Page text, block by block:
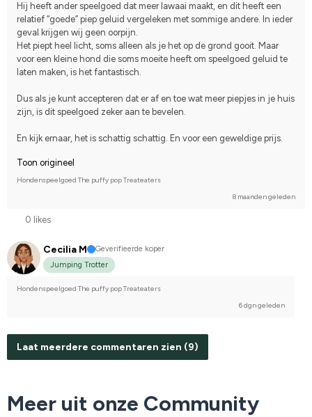
Hij heeft ander speelgoed dat meer lawaai maakt, en dit heeft een
relatief “goede” piep geluid vergeleken met sommige andere. In ieder
geval krijgen wij geen oorpijn.
Het piept heel licht, soms alleen als je het op de grond gooit. Maar
voor een kleine hond die soms moeite heeft om speelgoed geluid te
laten maken, is het fantastisch.
Dus als je kunt accepteren dat er af en toe wat meer piepjes in je huis
zijn, is dit speelgoed zeker aan te bevelen.
En kijk ernaar, het is schattig schattig. En voor een geweldige prijs.
Toon origineel
Hondenspeelgoed The puffy pop Treateaters
8 maanden geleden
0 likes
Cecilia M
Geverifieerde koper
Jumping Trotter
Hondenspeelgoed The puffy pop Treateaters
6 dgn geleden
Laat meerdere commentaren zien (9)
Meer uit onze Community